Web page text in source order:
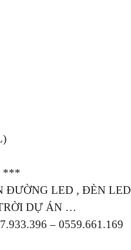
***
ĐƯỜNG LED , ĐÈN LED
DỰ ÁN …
– 0559.661.169